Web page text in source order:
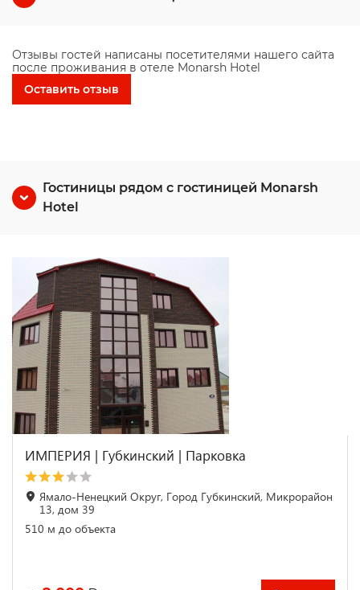
Отзывы гостей написаны посетителями нашего сайта
после проживания в отеле Monarsh Hotel
Оставить отзыв
Гостиницы рядом с гостиницей Monarsh
Hotel
ИМПЕРИЯ | Губкинский | Парковка
Ямало-Ненецкий Округ, Город Губкинский, Микрорайон
13, дом 39
510 м до объекта